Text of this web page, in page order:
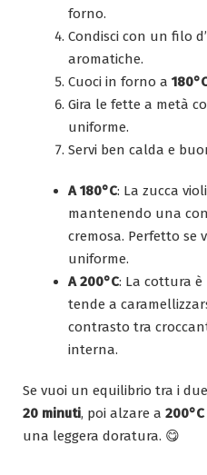
forno.
Condisci con un filo
aromatiche.
Cuoci in forno a
Gira le fette a metà
uniforme.
Servi ben calda e
A 180°C: La zucca
mantenendo una
cremosa. Perfetto se
uniforme.
A 200°C: La cottura è
tende a
contrasto tra
interna.
Se vuoi un equilibrio tra i
20 minuti, poi alzare a
una leggera doratura. 😋